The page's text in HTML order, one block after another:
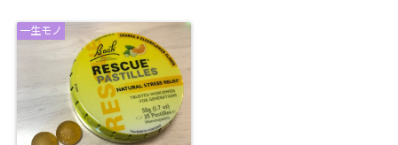
一生モノ